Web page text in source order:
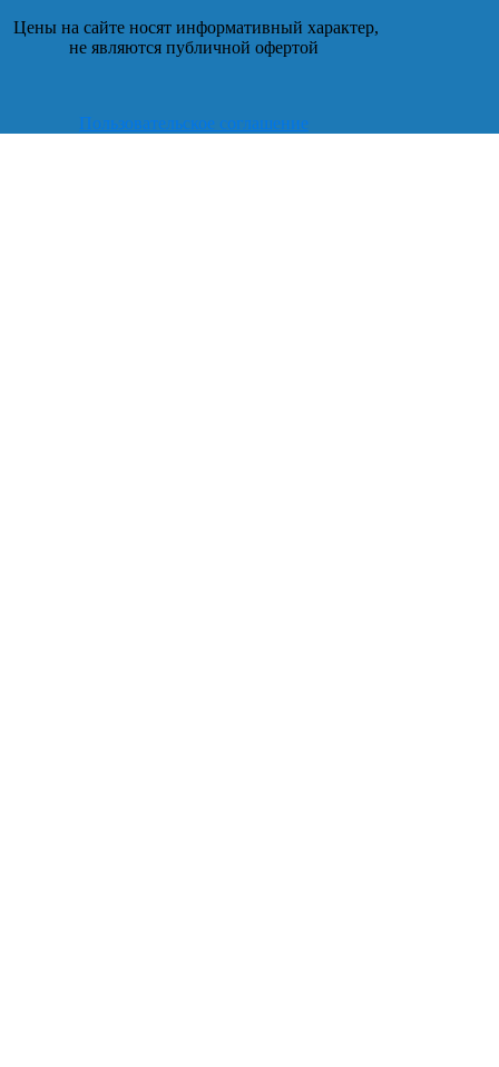
Цены на сайте носят информативный характер,
не являются публичной офертой
Пользовательское соглашение